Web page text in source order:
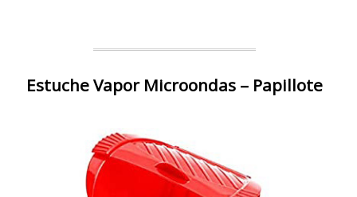
Estuche Vapor Microondas – Papillote